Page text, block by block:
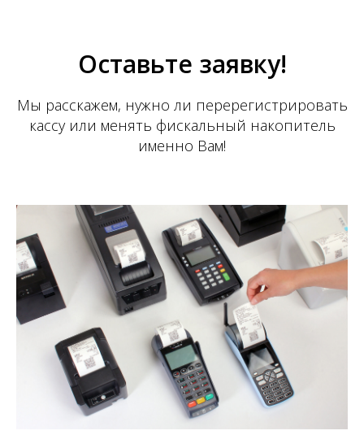
Оставьте заявку!
Мы расскажем, нужно ли перерегистрировать
кассу или менять фискальный накопитель
именно Вам!